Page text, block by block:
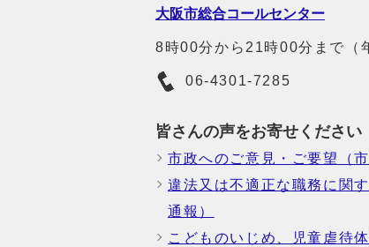
大阪市総合コールセンター
8時00分から21時00分まで（
06-4301-7285
皆さんの声をお寄せください
市政へのご意見・ご要望（市
違法又は不適正な職務に関
通報）
こどものいじめ、児童虐待